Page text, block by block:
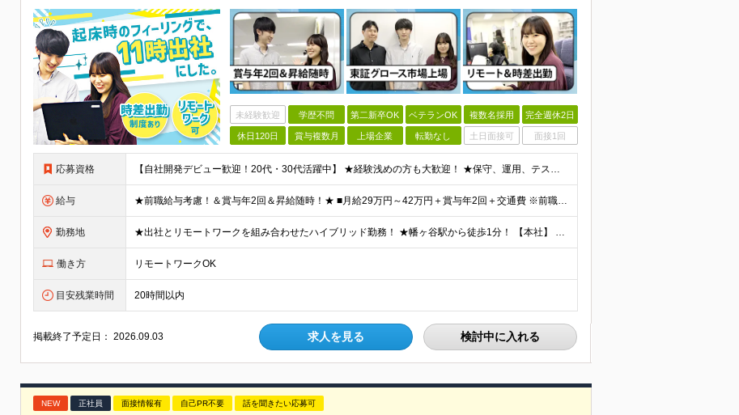
未経験歓迎 学歴不問 第二新卒OK ベテランOK 複数名採用 完全週休2日
休日120日 賞与複数月 上場企業 転勤なし 土日面接可 面接1回
応募資格 【自社開発デビュー歓迎！20代・30代活躍中】 ★経験浅めの方も大歓迎！ ★保守、運用、テスターの方も歓迎！ ★歯科医療の専門知識は不要！ ■学歴不問 ■ITに関する何らかの経験・知識のある方 ★求
給与 ★前職給与考慮！＆賞与年2回＆昇給随時！★ ■月給29万円～42万円＋賞与年2回＋交通費 ※前職の給与やスキルを考慮し決定します ※固定残業代（月45時間分／7万7,000円～11万1,000円）を
勤務地 ★出社とリモートワークを組み合わせたハイブリッド勤務！ ★幡ヶ谷駅から徒歩1分！ 【本社】 東京都渋谷区幡ヶ谷1-34-14 宝ビル3F ※(変更の範囲)上記を除く当社関連勤務地
働き方 リモートワークOK
目安残業時間 20時間以内
掲載終了予定日：2026.09.03 求人を見る 検討中に入れる
NEW 正社員 面接情報有 自己PR不要 話を聞きたい応募可